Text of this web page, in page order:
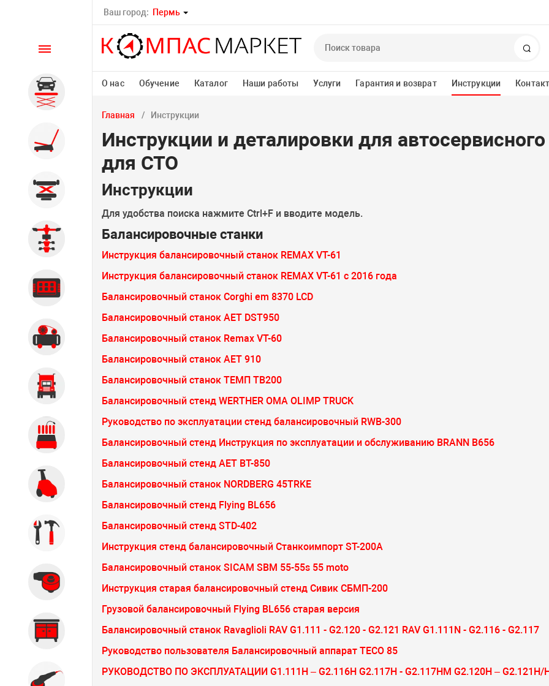
Ваш город: Пермь
О нас Обучение Каталог Наши работы Услуги Гарантия и возврат Инструкции
Каталог
Автомобильные подъемники
Шиномонтажное
оборудование
Общегаражное
Стенды сход-развал
Компрессорное оборудование
Грузовое оборудование
Обслуживание систем и
агрегатов
Автомоечное оборудование
Инструмент
Производственная мебель
Главная Инструкции
Инструкции и деталировки для
для СТО
Инструкции
Для удобства поиска нажмите Ctrl+F и вводите модель.
Балансировочные станки
Инструкция балансировочный станок REMAX VT-61
Инструкция балансировочный станок REMAX VT-61 c 2016 года
Балансировочный станок Corghi em 8370 LCD
Балансировочный станок AET DST950
Балансировочный станок Remax VT-60
Балансировочный станок АЕТ 910
Балансировочный станок ТЕМП ТВ200
Балансировочный стенд WERTHER OMA OLIMP TRUCK
Руководство по эксплуатации стенд балансировочный RWB-300
Балансировочный стенд Инструкция по эксплуатации и обслуживанию BRANN B656
Балансировочный стенд AET BT-850
Балансировочный станок NORDBERG 45TRKE
Балансировочный стенд Flying BL656
Балансировочный стенд STD-402
Инструкция стенд балансировочный Станкоимпорт ST-200A
Балансировочный станок SICAM SBM 55-55s 55 moto
Инструкция старая балансировочный стенд Сивик СБМП-200
Грузовой балансировочный Flying BL656 старая версия
Балансировочный станок Ravaglioli RAV G1.111 - G2.120 - G2.121 RAV G1.111N - G2.116 - G2.117
Руководство пользователя Балансировочный аппарат TECО 85
РУКОВОДСТВО ПО ЭКСПЛУАТАЦИИ G1.111H – G2.116H G2.117H - G2.117HM G2.120H – G2.121H/